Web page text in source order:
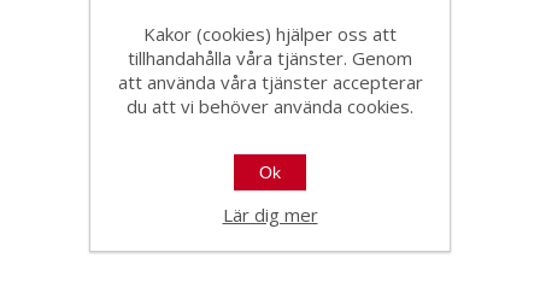
Invändigt hörn 10mm
31542
Kakor (cookies) hjälper oss att
tillhandahålla våra tjänster. Genom
att använda våra tjänster accepterar
du att vi behöver använda cookies.
Ok
Lär dig mer